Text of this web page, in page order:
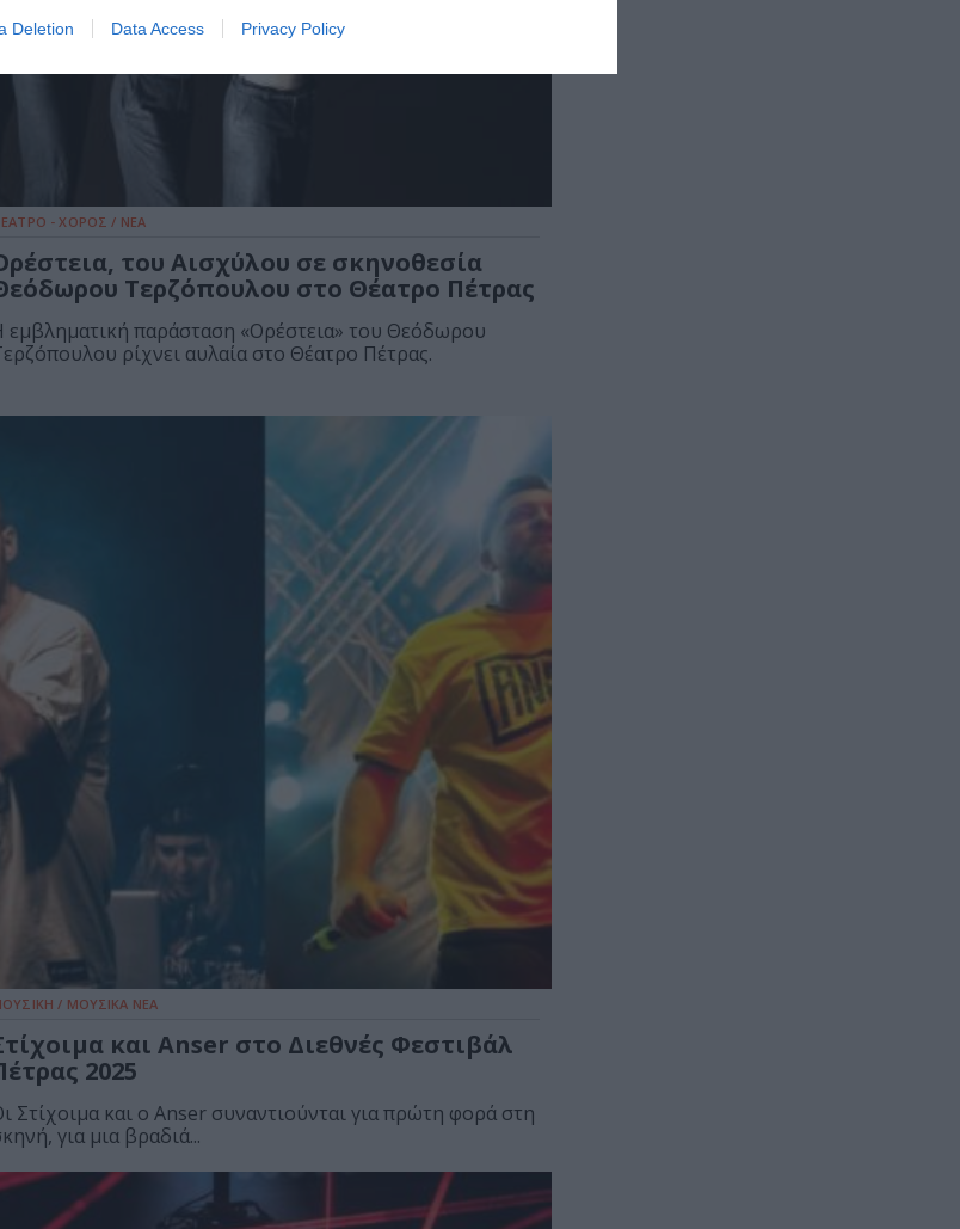
Deletion Data Access Privacy Policy
- ΧΟΡΟΣ / ΝΕΑ
του Αισχύλου σε σκηνοθεσία
Τερζόπουλου στο Θέατρο Πέτρας
εμβληματική παράσταση «Ορέστεια» του Θεόδωρου
ρίχνει αυλαία στο Θέατρο Πέτρας.
/ ΜΟΥΣΙΚΑ ΝΕΑ
και Anser στο Διεθνές Φεστιβάλ
2025
Στίχοιμα και ο Anser συναντιούνται για πρώτη φορά στη
για μια βραδιά...